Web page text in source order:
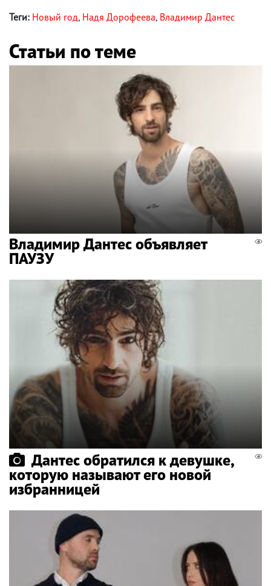
Теги: Новый год, Надя Дорофеева, Владимир Дантес
Статьи по теме
Владимир Дантес объявляет
ПАУЗУ
Дантес обратился к девушке,
которую называют его новой
избранницей